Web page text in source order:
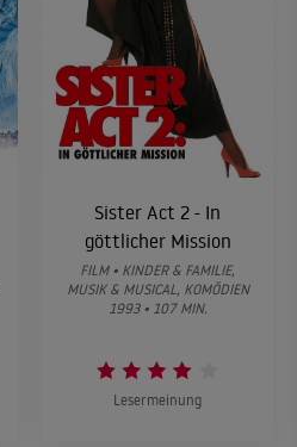
Sister Act 2 - In
göttlicher Mission
FILM • KINDER & FAMILIE,
MUSIK & MUSICAL, KOMÖDIEN
1993 • 107 MIN.
Lesermeinung